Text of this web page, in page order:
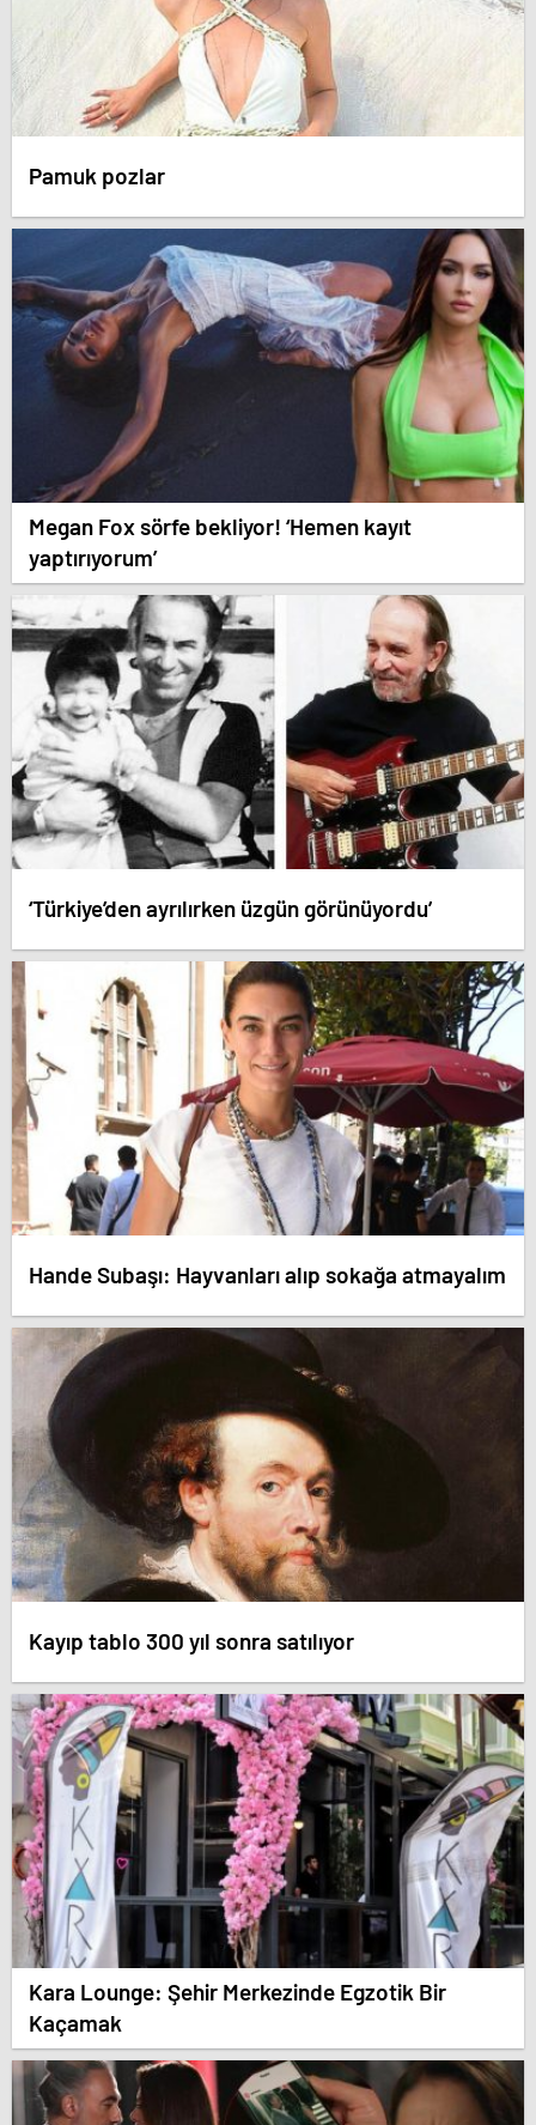
Pamuk pozlar
Megan Fox sörfe bekliyor! ‘Hemen kayıt
yaptırıyorum’
‘Türkiye’den ayrılırken üzgün görünüyordu’
Hande Subaşı: Hayvanları alıp sokağa atmayalım
Kayıp tablo 300 yıl sonra satılıyor
Kara Lounge: Şehir Merkezinde Egzotik Bir
Kaçamak